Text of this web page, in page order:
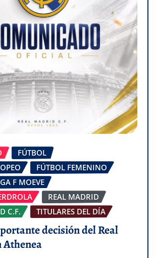
FÚTBOL
FÚTBOL FEMENINO
F MOEVE
REAL MADRID
C.F.
TITULARES DEL DÍA
decisión del Real